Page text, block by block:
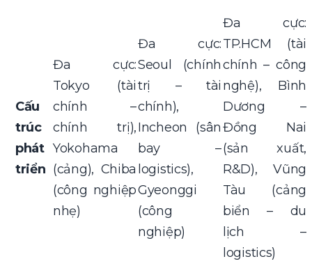
Cấu
trúc
phát
triển
Đa cực:
Tokyo (tài
chính –
chính trị),
Yokohama
(cảng), Chiba
(công nghiệp
nhẹ)
Đa cực:
Seoul (chính
trị – tài
chính),
Incheon (sân
bay –
logistics),
Gyeonggi
(công
nghiệp)
Đa cực:
TP.HCM (tài
chính – công
nghệ), Bình
Dương –
Đồng Nai
(sản xuất,
R&D), Vũng
Tàu (cảng
biển – du
lịch –
logistics)